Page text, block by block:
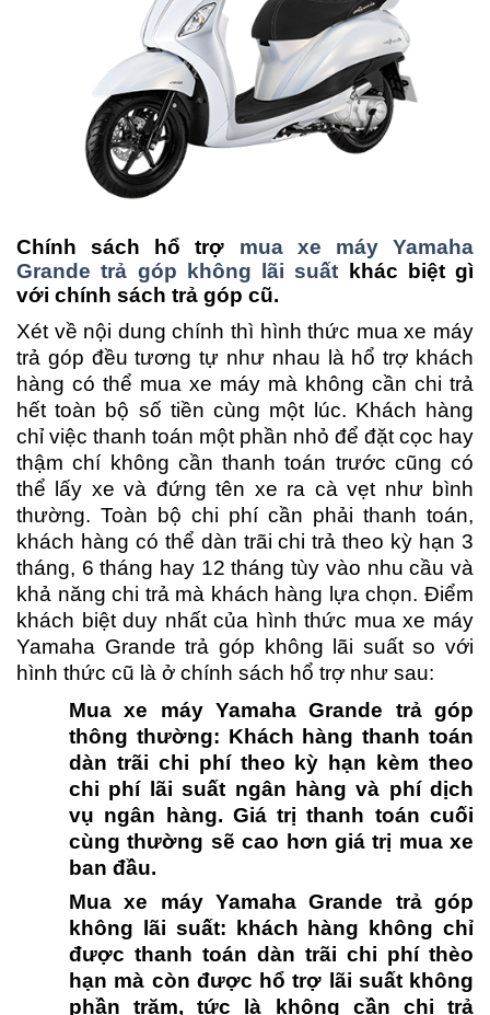
Chính sách hổ trợ mua xe máy Yamaha
Grande trả góp không lãi suất khác biệt gì
với chính sách trả góp cũ.
Xét về nội dung chính thì hình thức mua xe máy
trả góp đều tương tự như nhau là hổ trợ khách
hàng có thể mua xe máy mà không cần chi trả
hết toàn bộ số tiền cùng một lúc. Khách hàng
chỉ việc thanh toán một phần nhỏ để đặt cọc hay
thậm chí không cần thanh toán trước cũng có
thể lấy xe và đứng tên xe ra cà vẹt như bình
thường. Toàn bộ chi phí cần phải thanh toán,
khách hàng có thể dàn trãi chi trả theo kỳ hạn 3
tháng, 6 tháng hay 12 tháng tùy vào nhu cầu và
khả năng chi trả mà khách hàng lựa chọn. Điểm
khách biệt duy nhất của hình thức mua xe máy
Yamaha Grande trả góp không lãi suất so với
hình thức cũ là ở chính sách hổ trợ như sau:
Mua xe máy Yamaha Grande trả góp
thông thường: Khách hàng thanh toán
dàn trãi chi phí theo kỳ hạn kèm theo
chi phí lãi suất ngân hàng và phí dịch
vụ ngân hàng. Giá trị thanh toán cuối
cùng thường sẽ cao hơn giá trị mua xe
ban đầu.
Mua xe máy Yamaha Grande trả góp
không lãi suất: khách hàng không chỉ
được thanh toán dàn trãi chi phí thèo
hạn mà còn được hổ trợ lãi suất không
phần trăm, tức là không cần chi trả